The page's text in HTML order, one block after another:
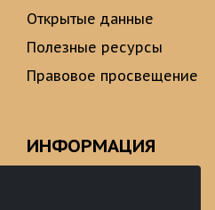
Открытые данные
Полезные ресурсы
Правовое просвещение
ИНФОРМАЦИЯ